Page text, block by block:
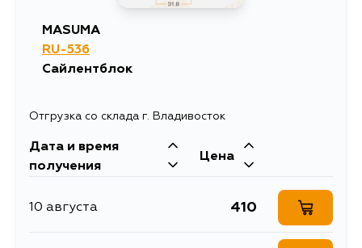
MASUMA
RU-536
Сайлентблок
Отгрузка со склада г. Владивосток
Дата и время
получения
Цена
10 августа 410